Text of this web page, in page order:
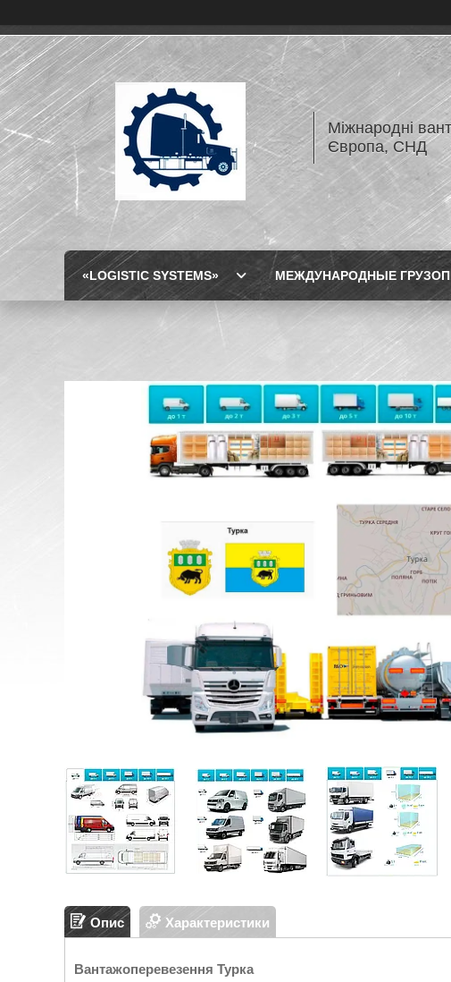
Міжнародні
Європа, СНД
«LOGISTIC SYSTEMS» МЕЖДУНАРОДНЫЕ
Опис Характеристики
Вантажоперевезення Турка